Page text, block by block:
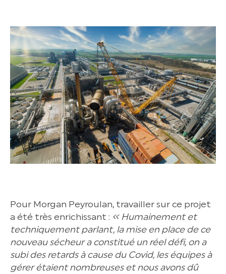
Pour Morgan Peyroulan, travailler sur ce projet
a été très enrichissant : « Humainement et
techniquement parlant, la mise en place de ce
nouveau sécheur a constitué un réel défi, on a
subi des retards à cause du Covid, les équipes à
gérer étaient nombreuses et nous avons dû